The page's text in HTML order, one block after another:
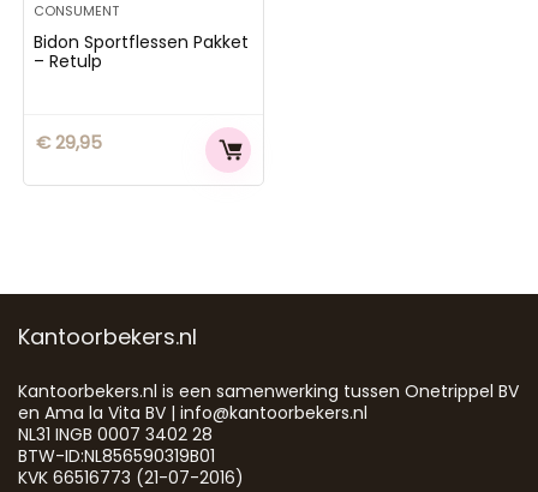
CONSUMENT
Bidon Sportflessen Pakket
– Retulp
€29,95
Kantoorbekers.nl
Kantoorbekers.nl is een samenwerking tussen Onetrippel BV
en Ama la Vita BV | info@kantoorbekers.nl
NL31 INGB 0007 3402 28
BTW-ID:NL856590319B01
KVK 66516773 (21-07-2016)